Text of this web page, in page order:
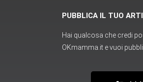
PUBBLICA IL TUO
Hai qualcosa che credi
OKmamma.it e vuoi